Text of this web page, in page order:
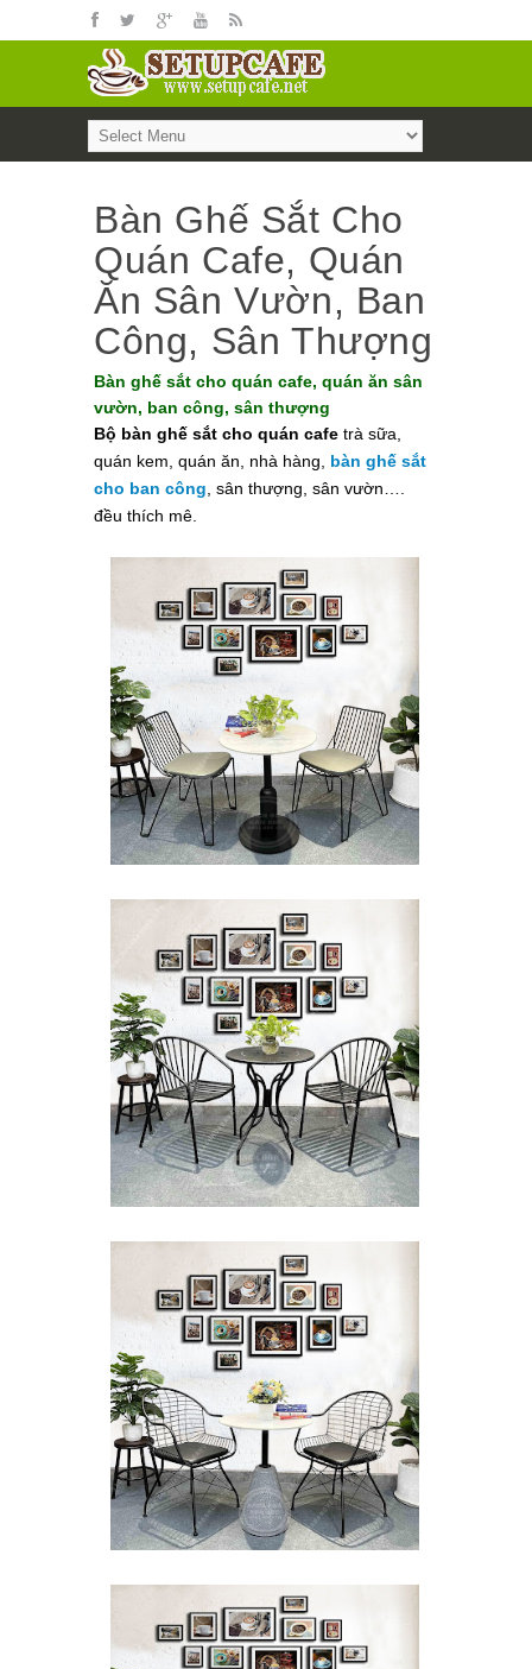
Bàn Ghế Sắt Cho
Quán Cafe, Quán
Ăn Sân Vườn, Ban
Công, Sân Thượng
Bàn ghế sắt cho quán cafe, quán ăn sân
vườn, ban công, sân thượng
Bộ bàn ghế sắt cho quán cafe trà sữa,
quán kem, quán ăn, nhà hàng, bàn ghế sắt
cho ban công , sân thượng, sân vườn….
đều thích mê.